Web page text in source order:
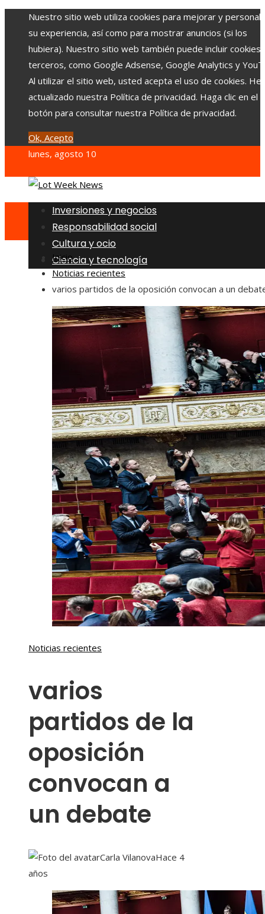
Nuestro sitio web utiliza cookies para mejorar y
su experiencia, así como para mostrar anuncios (si los
hubiera). Nuestro sitio web también puede incluir cookies
terceros, como Google Adsense, Google Analytics y
Al utilizar el sitio web, usted acepta el uso de cookies.
actualizado nuestra Política de privacidad. Haga clic en el
botón para consultar nuestra Política de privacidad.
Ok, Acepto
lunes, agosto 10
Inversiones y negocios
Responsabilidad social
Cultura y ocio
Ciencia y tecnología
Inicio
Noticias recientes
varios partidos de la oposición convocan a un
Noticias recientes
varios
partidos de la
oposición
convocan a
un debate
Carla VilanovaHace 4
años